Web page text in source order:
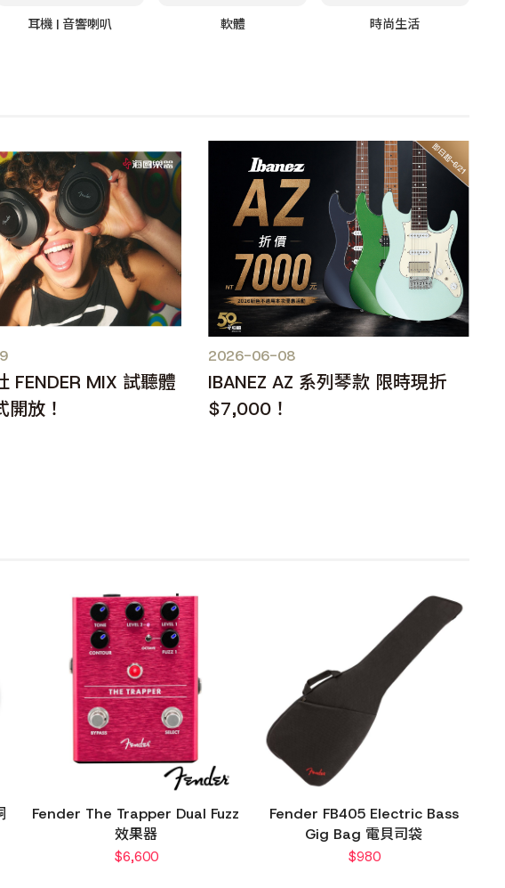
耳機 | 音響喇叭 軟體 時尚生活
FENDER MIX 試聽體
開放！
2026-06-08
IBANEZ AZ 系列琴款 限時現折
$7,000！
Fender The Trapper Dual Fuzz
效果器
$6,600
Fender FB405 Electric Bass
Gig Bag 電貝司袋
$980